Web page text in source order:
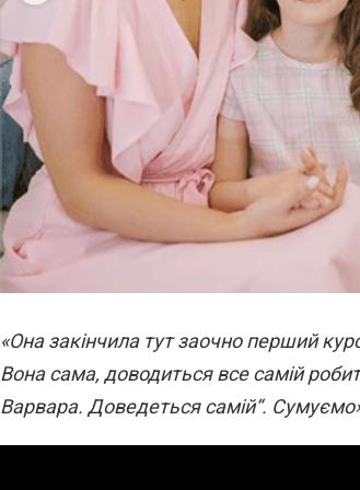
«Она закінчила тут заочно перший
Вона сама, доводиться все самій
Варвара. Доведеться самій“.